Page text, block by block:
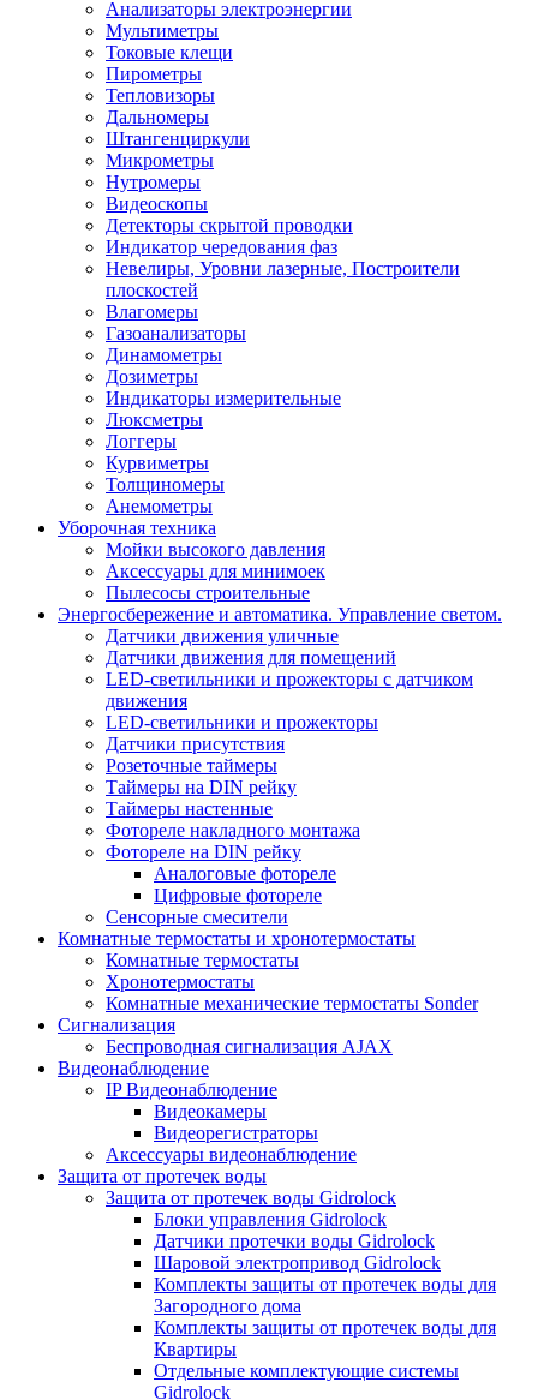
Анализаторы электроэнергии
Мультиметры
Токовые клещи
Пирометры
Тепловизоры
Дальномеры
Штангенциркули
Микрометры
Нутромеры
Видеоскопы
Детекторы скрытой проводки
Индикатор чередования фаз
Невелиры, Уровни лазерные, Построители
плоскостей
Влагомеры
Газоанализаторы
Динамометры
Дозиметры
Индикаторы измерительные
Люксметры
Логгеры
Курвиметры
Толщиномеры
Анемометры
Уборочная техника
Мойки высокого давления
Аксессуары для минимоек
Пылесосы строительные
Энергосбережение и автоматика. Управление светом.
Датчики движения уличные
Датчики движения для помещений
LED-светильники и прожекторы с датчиком
движения
LED-светильники и прожекторы
Датчики присутствия
Розеточные таймеры
Таймеры на DIN рейку
Таймеры настенные
Фотореле накладного монтажа
Фотореле на DIN рейку
Аналоговые фотореле
Цифровые фотореле
Сенсорные смесители
Комнатные термостаты и хронотермостаты
Комнатные термостаты
Хронотермостаты
Комнатные механические термостаты Sonder
Сигнализация
Беспроводная сигнализация AJAX
Видеонаблюдение
IP Видеонаблюдение
Видеокамеры
Видеорегистраторы
Аксессуары видеонаблюдение
Защита от протечек воды
Защита от протечек воды Gidrolock
Блоки управления Gidrolock
Датчики протечки воды Gidrolock
Шаровой электропривод Gidrolock
Комплекты защиты от протечек воды для
Загородного дома
Комплекты защиты от протечек воды для
Квартиры
Отдельные комплектующие системы
Gidrolock